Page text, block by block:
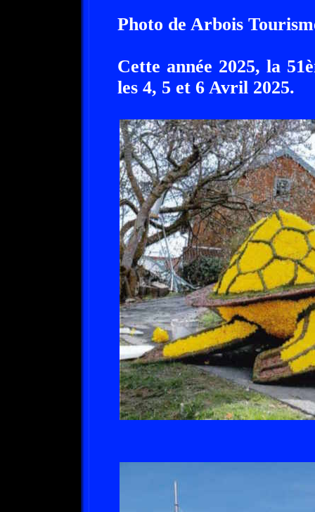
Photo de Arbois
Cette année 2025, la
les 4, 5 et 6 Avril 2025.